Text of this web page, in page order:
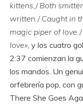
kittens,/ Both
written./ Caught in
magic piper of
love», y los cuatro
2:37 comienzan la
los mandos. Un
orfebrería pop, con
There She Goes